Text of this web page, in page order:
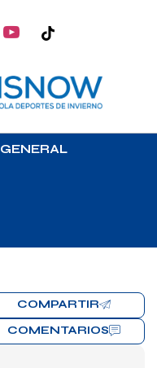
GENERAL
COMPARTIR
COMENTARIOS